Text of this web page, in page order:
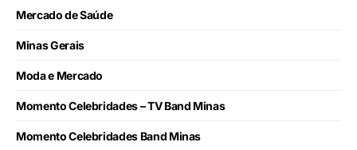
Mercado de Saúde
Minas Gerais
Moda e Mercado
Momento Celebridades – TV Band Minas
Momento Celebridades Band Minas